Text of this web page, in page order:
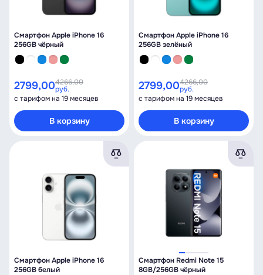
Смартфон Apple iPhone 16
256GB чёрный
2799,004266,00
руб.
с тарифом на 19 месяцев
В корзину
Смартфон Apple iPhone 16
256GB зелёный
2799,004266,00
руб.
с тарифом на 19 месяцев
В корзину
Смартфон Apple iPhone 16
256GB белый
Смартфон Redmi Note 15
8GB/256GB чёрный